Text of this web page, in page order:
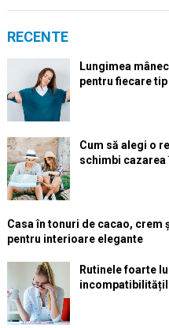
RECENTE
Lungimea
pentru fiecare tip
Cum să alegi o
schimbi cazarea
Casa în tonuri de cacao, crem
pentru interioare elegante
Rutinele foarte